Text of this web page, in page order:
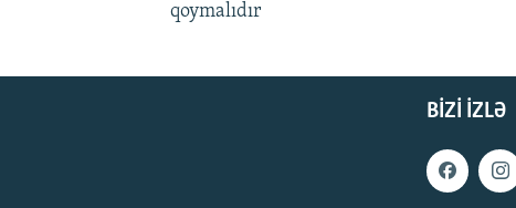
qoymalıdır
BIZI IZLƏ